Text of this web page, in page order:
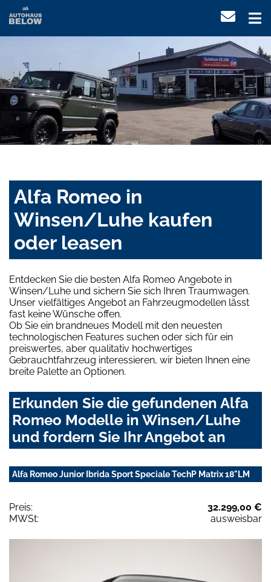
Alfa Romeo in
Winsen/Luhe kaufen
oder leasen
Entdecken Sie die besten Alfa Romeo Angebote in
Winsen/Luhe und sichern Sie sich Ihren Traumwagen.
Unser vielfältiges Angebot an Fahrzeugmodellen lässt
fast keine Wünsche offen.
Ob Sie ein brandneues Modell mit den neuesten
technologischen Features suchen oder sich für ein
preiswertes, aber qualitativ hochwertiges
Gebrauchtfahrzeug interessieren, wir bieten Ihnen eine
breite Palette an Optionen.
Erkunden Sie die gefundenen Alfa
Romeo Modelle in Winsen/Luhe
und fordern Sie Ihr Angebot an
Alfa Romeo Junior Ibrida Sport Speciale TechP Matrix 18"LM
Preis:
32.299,00 €
MWSt:
ausweisbar